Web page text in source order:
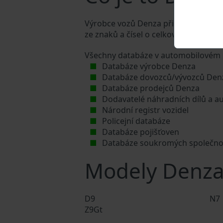
Výrobce vozů Denza přiděluje
ze znaků a čísel o celkové délce 17
Všechny databáze v
Databáze výrobce Denza
Databáze dovozců/vývozců
Databáze prodejců Denza
Dodavatelé náhradních dílů a
Národní registr vozidel
Policejní databáze
Databáze pojišťoven
Databáze soukromých
Modely Denza
D9 N7
Z9Gt